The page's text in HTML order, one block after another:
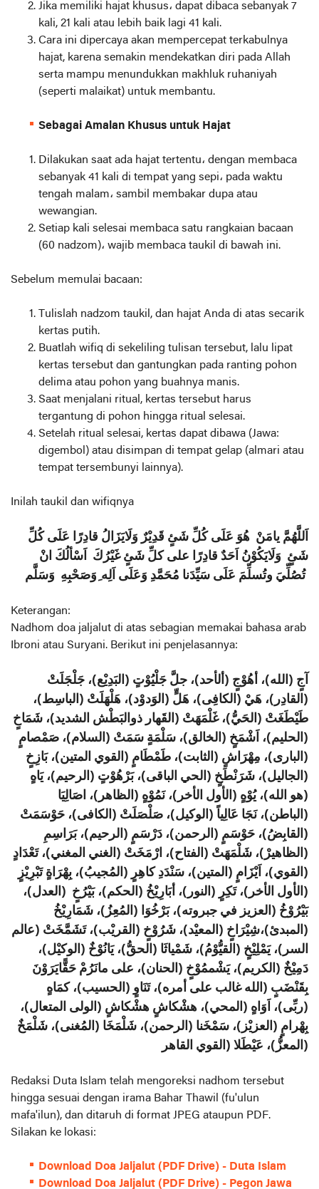
Jika memiliki hajat khusus، dapat dibaca sebanyak 7
kali, 21 kali atau lebih baik lagi 41 kali.
Cara ini dipercaya akan mempercepat terkabulnya
hajat, karena semakin mendekatkan diri pada Allah
serta mampu menundukkan makhluk ruhaniyah
(seperti malaikat) untuk membantu.
Sebagai Amalan Khusus untuk Hajat
Dilakukan saat ada hajat tertentu، dengan membaca
sebanyak 41 kali di tempat yang sepi، pada waktu
tengah malam، sambil membakar dupa atau
wewangian.
Setiap kali selesai membaca satu rangkaian bacaan
(60 nadzom)، wajib membaca taukil di bawah ini.
Sebelum memulai bacaan:
Tulislah nadzom taukil, dan hajat Anda di atas secarik
kertas putih.
Buatlah wifiq di sekeliling tulisan tersebut, lalu lipat
kertas tersebut dan gantungkan pada ranting pohon
delima atau pohon yang buahnya manis.
Saat menjalani ritual, kertas tersebut harus
tergantung di pohon hingga ritual selesai.
Setelah ritual selesai, kertas dapat dibawa (Jawa:
digembol) atau disimpan di tempat gelap (almari atau
tempat tersembunyi lainnya).
Inilah taukil dan wifiqnya
اَللَّهُمَّ يامَنْ هُوَ عَلَى كُلِّ شَئٍ قَدِيْرٌ وَلَايَزَالُ قادِرًا عَلَى كُلِّ
شَئٍ وَلَايَكُوْنُ اَحَدٌ قادِرًا على كلِّ شَئٍ غَيْرُكَ اَسْألُكَ انْ
تُصُلِّيَ وتُسلِّمَ عَلَى سَيِّدَنا مُحَمَّدِ وَعَلَى اَلِه ِوَصَحْبِهِ وَسَلَّم
Keterangan:
Nadhom doa jaljalut di atas sebagian memakai bahasa arab
Ibroni atau Suryani. Berikut ini penjelasannya:
آجٍ (الله)، أهُوْجٍ (ألأحد)، جلَّ جَلْيُوْتٍ (البَدِيْع)، جَلْجَلَتْ
(القادِر)، هَيْ (الكافِى)، هَلٍّ (الوَدوْد)، هَلْهَلَتْ (الباسِط)،
طَيْطَغَتْ (الحَيُّ)، غَلْمَهَتْ (القَهار ذوالبَطْش الشديد)، شَمَاخٍ
(الحليم)، اَشْمَخٍ (الخالق)، سَلْمَةٍ سَمَتْ (السلام)، صَمْصامٍ
(البارى)، مِهْرَاشٍ (الثابت)، طَمْطَامٍ (القوي المتين)، بَازِخٍ
(الجاليل)، شَرَنْطَخٍ (الحي الباقى)، بَرْهُوْتٍ (الرحيم)، يَاهٍ
(هو الله)، يُوْهٍ (الأول الأخر)، نَمُوْهٍ (الظاهر)، اصَالِيَا
(الباطن)، نَجَا عَالِياً (الوكيل)، صَلْصَلَتْ (الكافى)، حَوْسَمَتْ
(القابِضُ)، حَوْسَمٍ (الرحمن)، دَرْسَمٍ (الرحيم)، بَرَاسِمِ
(الظاهيرْ)، شَلْمَهَتْ (الفتاح)، ارْمَخَتْ (الغني المغني)، تَعْدَادٍ
(القوي)، اَيْزَامٍ (المتين)، سَنْدَدِ كاهِرٍ (المُجيبُ)، بِهْرَاةٍ تَبْرِيْزٍ
(الأول الأخر)، تَكِرٍ (النور)، أبَارِيْخُ (الحكم)، بَيْرُخٍ (العدل)،
بَيْرُوْخُ (العزيز في جبروته)، بَرْخُوَا (المُعِزُ)، شَمَارِيْخُ
(المبدئ)،شِيْرَاخٍ (المعيْد)، شَرُوْخٍ (القريْب)، تَشَمَّخَتْ (عالم
السر)، يَمْلِيْخٍ (القيُّوْمُ)، شَمْياثَا (الحقُّ)، يَانُوْخٌ (الوكيْل)،
دَمِيْخٌ (الكريم)، يَشْممُوْخٍ (الحنان)، على مانَرُمْ حَقًّايَرَوْنَ
بِقَنْضَبٍ (الله غالب على أمره)، تَنَاوٍ (الحسيب)، كمَاهٍ
(ربِّى)، اَوَاهٍ (المحي)، هشْكاشٍ هشْكاشٍ (الولى المتعال)،
بِهْرامٍ (العزيْز)، سَمْخَنا (الرحمن)، شَلْمَخَا (المُغنى)، شَلْمَخٌ
(المعزُّ)، عَيْطَلا (القوي القاهر
Redaksi Duta Islam telah mengoreksi nadhom tersebut
hingga sesuai dengan irama Bahar Thawil (fu'ulun
mafa'ilun), dan ditaruh di format JPEG ataupun PDF.
Silakan ke lokasi:
Download Doa Jaljalut (PDF Drive) - Duta Islam
Download Doa Jaljalut (PDF Drive) - Pegon Jawa